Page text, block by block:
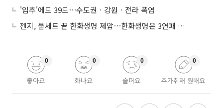
'입추'에도 39도⋯수도권ㆍ강원ㆍ전라 폭염
젠지, 풀세트 끝 한화생명 제압⋯한화생명은 3연패 수렁
좋아요
0
화나요
0
슬퍼요
0
추가취재 원해요
0